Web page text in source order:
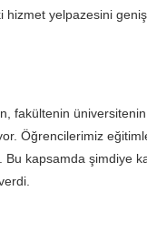
hizmet yelpazesini
fakültenin
Öğrencilerimiz
Bu kapsamda şimdiye